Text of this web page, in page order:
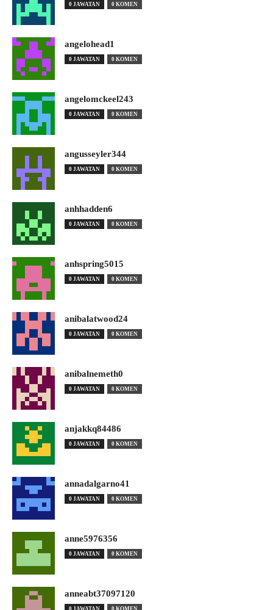
0 JAWATAN 0 KOMEN
angelohead1
0 JAWATAN 0 KOMEN
angelomckeel243
0 JAWATAN 0 KOMEN
angusseyler344
0 JAWATAN 0 KOMEN
anhhadden6
0 JAWATAN 0 KOMEN
anhspring5015
0 JAWATAN 0 KOMEN
anibalatwood24
0 JAWATAN 0 KOMEN
anibalnemeth0
0 JAWATAN 0 KOMEN
anjakkq84486
0 JAWATAN 0 KOMEN
annadalgarno41
0 JAWATAN 0 KOMEN
anne5976356
0 JAWATAN 0 KOMEN
anneabt37097120
0 JAWATAN 0 KOMEN